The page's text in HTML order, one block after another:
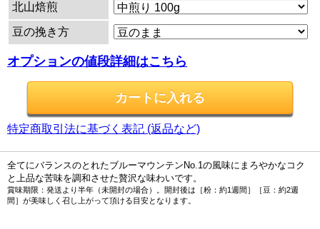
北山焙煎
豆の挽き方
オプションの値段詳細はこちら
特定商取引法に基づく表記 (返品など)
全てにバランスのとれたブルーマウンテンNo.1の風味にまろやかなコク
と上品な苦味を調和させた贅沢な味わいです。
賞味期限：発送より半年（未開封の場合）。開封後は［粉：約1週間］［豆：約2週
間］が美味しく召し上がって頂ける目安となります。